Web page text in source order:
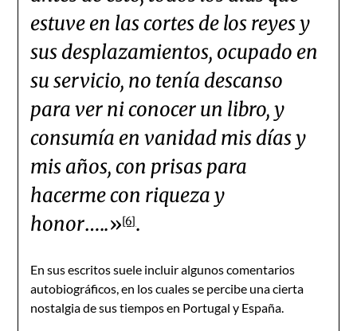
estuve en las cortes de los reyes y
sus desplazamientos, ocupado en
su servicio, no tenía descanso
para ver ni conocer un libro, y
consumía en vanidad mis días y
mis años, con prisas para
hacerme con riqueza y
honor…..»[6].
En sus escritos suele incluir algunos comentarios
autobiográficos, en los cuales se percibe una cierta
nostalgia de sus tiempos en Portugal y España.